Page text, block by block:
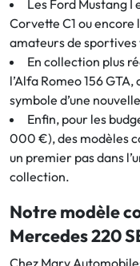
Les Ford Mustang
Corvette C1 ou encore
amateurs de sportives
En collection plus
l’Alfa Romeo 156
symbole d’une
Enfin, pour les
000 €), des modèles
un premier pas dans
collection.
Notre modèle
Mercedes 220
Chez Mary